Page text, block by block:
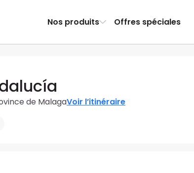
Nos produits Offres spéciales
de MalagaVoir l’itinéraire